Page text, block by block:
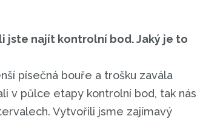
jste najít kontrolní bod. Jaký je to
písečná bouře a trošku zavála
v půlce etapy kontrolní bod, tak nás
Vytvořili jsme zajímavý